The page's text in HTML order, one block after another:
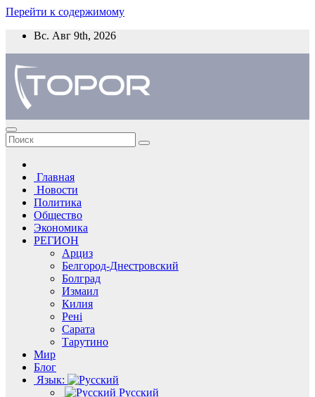
Перейти к содержимому
Вс. Авг 9th, 2026
Главная
Новости
Политика
Общество
Экономика
РЕГИОН
Арциз
Белгород-Днестровский
Болград
Измаил
Килия
Рені
Сарата
Тарутино
Мир
Блог
Язык:
Русский